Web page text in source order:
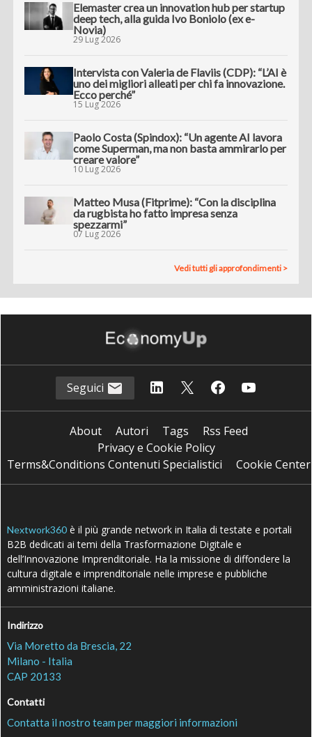
Elemaster crea un innovation hub per startup
deep tech, alla guida Ivo Boniolo (ex e-
Novia)
29 Lug 2026
Intervista con Valeria de Flaviis (CDP): “L’AI è
uno dei migliori alleati per chi fa innovazione.
Ecco perché”
15 Lug 2026
Paolo Costa (Spindox): “Un agente AI lavora
come Superman, ma non basta ammirarlo per
creare valore”
10 Lug 2026
Matteo Musa (Fitprime): “Con la disciplina
da rugbista ho fatto impresa senza
spezzarmi”
07 Lug 2026
Vedi tutti gli approfondimenti >
Seguici
About Autori Tags
Rss Feed
Privacy e Cookie Policy
Terms&Conditions Contenuti Specialistici
Cookie Center
Nextwork360 è il più grande network in Italia di testate e portali
B2B dedicati ai temi della Trasformazione Digitale e
dell’Innovazione Imprenditoriale. Ha la missione di diffondere la
cultura digitale e imprenditoriale nelle imprese e pubbliche
amministrazioni italiane.
Indirizzo
Via Moretto da Brescia, 22
Milano - Italia
CAP 20133
Contatti
Contatta il nostro team per maggiori informazioni